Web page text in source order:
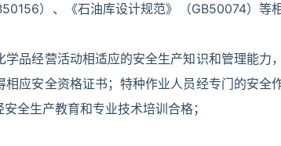
）、《石油库设计规范》（GB50074）等
学品经营活动相适应的安全生产知识和管理能力
应安全资格证书；特种作业人员经专门的安全
全生产教育和专业技术培训合格；